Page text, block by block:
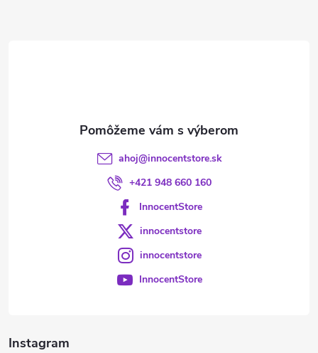
Instagram
ahoj@innocentstore.sk
+421 948 660 160
InnocentStore
innocentstore
innocentstore
InnocentStore